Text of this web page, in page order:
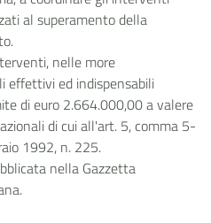
al superamento della
nelle more
effettivi ed indispensabili
di euro 2.664.000,00 a valere
di cui all'art. 5, comma 5-
1992, n. 225.
nella Gazzetta